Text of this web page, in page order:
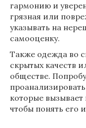
гармонию и
грязная или
указывать на
самооценку.
Также одежда во
скрытых качеств
обществе.
которые
чтобы понять его